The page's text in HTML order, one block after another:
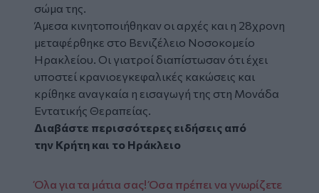
σώμα της.
Άμεσα κινητοποιήθηκαν οι αρχές και η 28χρονη
μεταφέρθηκε στο Βενιζέλειο Νοσοκομείο
Ηρακλείου. Οι γιατροί διαπίστωσαν ότι έχει
υποστεί κρανιοεγκεφαλικές κακώσεις και
κρίθηκε αναγκαία η εισαγωγή της στη Μονάδα
Εντατικής Θεραπείας.
Διαβάστε περισσότερες ειδήσεις από
την Κρήτη και το Ηράκλειο
Όλα για τα μάτια σας! Όσα πρέπει να γνωρίζετε